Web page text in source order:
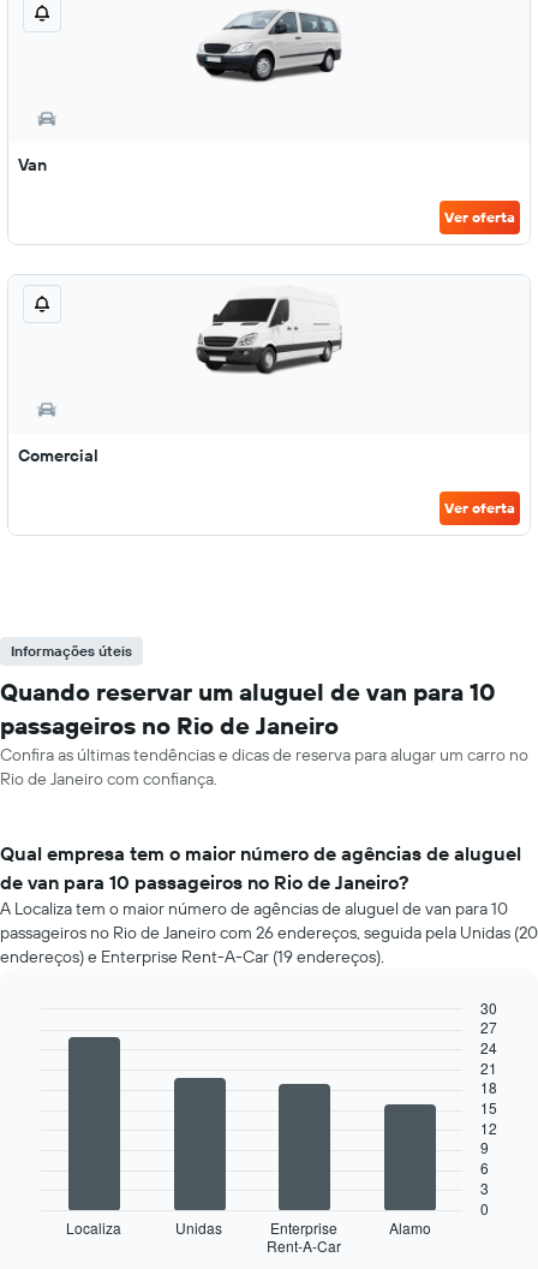
Van
Ver oferta
Comercial
Ver oferta
Informações úteis
Quando reservar um aluguel de van para 10
passageiros no Rio de Janeiro
Confira as últimas tendências e dicas de reserva para alugar um carro no
Rio de Janeiro com confiança.
Qual empresa tem o maior número de agências de aluguel
de van para 10 passageiros no Rio de Janeiro?
A Localiza tem o maior número de agências de aluguel de van para 10
passageiros no Rio de Janeiro com 26 endereços, seguida pela Unidas (20
endereços) e Enterprise Rent-A-Car (19 endereços).
seguirLocaliza Unidas
Enterprise
Rent-A-Car
Alamo
0
3
6
9
12
15
18
21
24
27
30